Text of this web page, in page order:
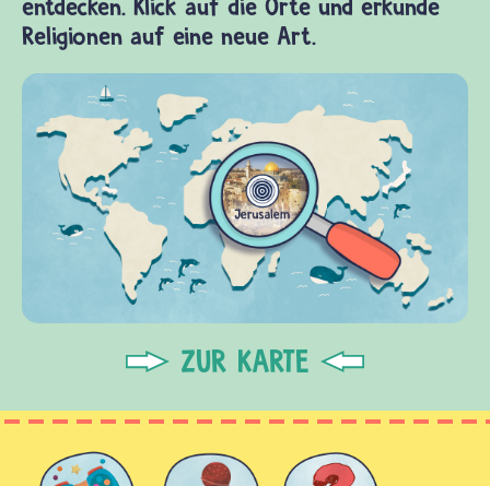
entdecken. Klick auf die Orte und erkunde
Religionen auf eine neue Art.
ZUR KARTE